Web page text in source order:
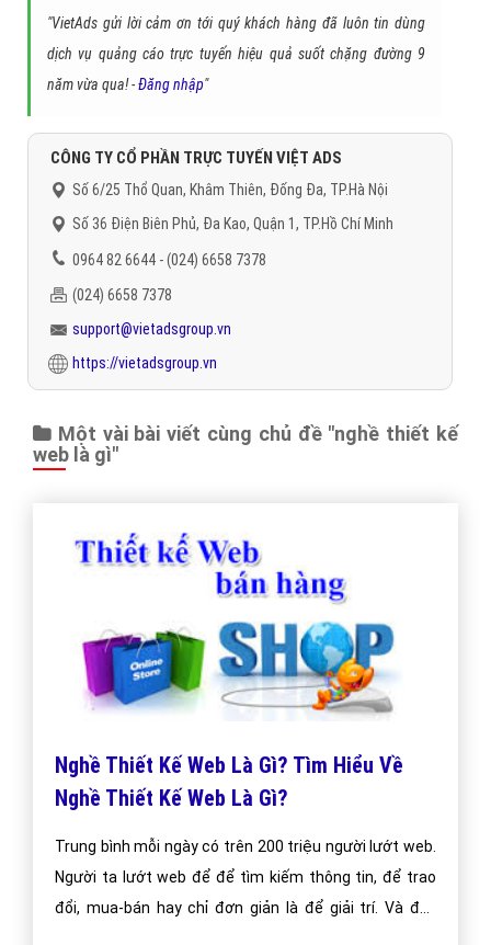
"VietAds gửi lời cảm ơn tới quý khách hàng đã luôn tin dùng
dịch vụ quảng cáo trực tuyến hiệu quả suốt chặng đường 9
năm vừa qua! -Đăng nhập"
CÔNG TY CỔ PHẦN TRỰC TUYẾN VIỆT ADS
Số 6/25 Thổ Quan, Khâm Thiên, Đống Đa, TP.Hà Nội
Số 36 Điện Biên Phủ, Đa Kao, Quận 1, TP.Hồ Chí Minh
0964 82 6644 - (024) 6658 7378
(024) 6658 7378
support@vietadsgroup.vn
https://vietadsgroup.vn
Một vài bài viết cùng chủ đề "nghề thiết kế
web là gì"
Nghề Thiết Kế Web Là Gì? Tìm Hiểu Về
Nghề Thiết Kế Web Là Gì?
Trung bình mỗi ngày có trên 200 triệu người lướt web.
Người ta lướt web để để tìm kiếm thông tin, để trao
đổi, mua-bán hay chỉ đơn giản là để giải trí. Và đây